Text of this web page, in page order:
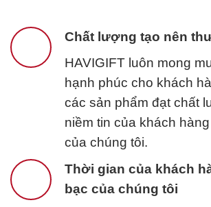
Chất lượng tạo nên
HAVIGIFT luôn mong
hạnh phúc cho khách
các sản phẩm đạt chất
niềm tin của khách
của chúng tôi.
Thời gian của khách
bạc của chúng tôi